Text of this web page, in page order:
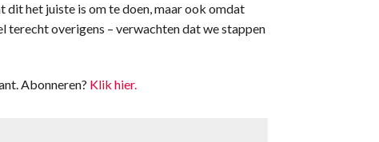
dit het juiste is om te doen, maar ook omdat
terecht overigens – verwachten dat we stappen
Abonneren? Klik hier.